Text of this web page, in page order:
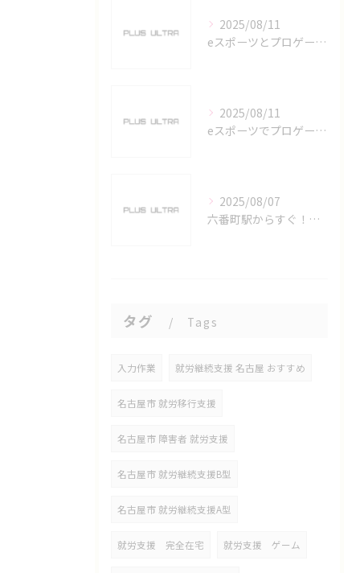
2025/08/11
eスポーツとプロゲーマーを六番町駅で目指すための実践ガイド
2025/08/11
eスポーツでプロゲーマーを目指す愛知県名古屋市の最新キャリアガイド
2025/08/07
六番町駅からすぐ！名古屋のeスポーツ施設で快適なプレイ環境を確保
タグ Tags
入力作業 就労継続支援 名古屋 おすすめ
名古屋市 就労移行支援
名古屋市 障害者 就労支援
名古屋市 就労継続支援B型
名古屋市 就労継続支援A型
就労支援 完全在宅 就労支援 ゲーム